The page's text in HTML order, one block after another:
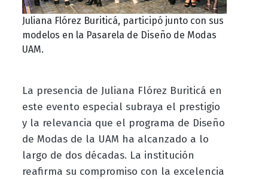
Juliana Flórez Buriticá, participó junto con sus
modelos en la Pasarela de Diseño de Modas
UAM.
La presencia de Juliana Flórez Buriticá en
este evento especial subraya el prestigio
y la relevancia que el programa de Diseño
de Modas de la UAM ha alcanzado a lo
largo de dos décadas. La institución
reafirma su compromiso con la excelencia